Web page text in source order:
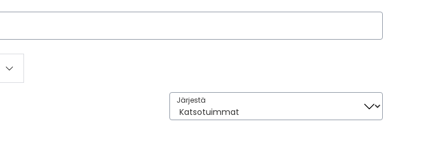
Järjestä
Järjestä